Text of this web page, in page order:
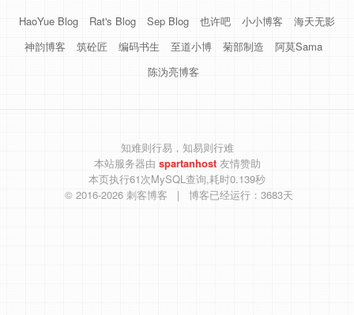
HaoYue Blog Rat's Blog Sep Blog 也许吧 小小博客
海天无影
神韵博客
筑砼匠 编码书生 至道小博 菊部制造
阿莫Sama
陈沩亮博客
知难则行易，知易则行难
本站服务器由 spartanhost 友情赞助
本页执行61次MySQL查询,耗时0.139秒
© 2016-2026 刺客博客 | 博客已经运行：3683天